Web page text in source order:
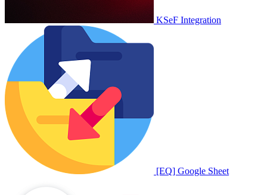
KSeF Integration
[EQ] Google Sheet